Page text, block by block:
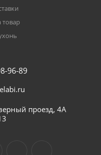
товар
96-89
проезд, 4А